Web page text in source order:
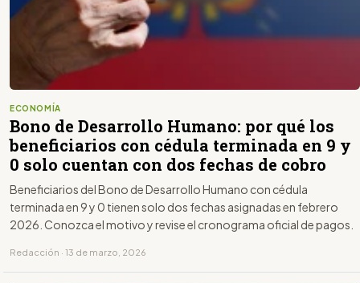
ECONOMÍA
Bono de Desarrollo Humano: por qué los
beneficiarios con cédula terminada en 9 y
0 solo cuentan con dos fechas de cobro
Beneficiarios del Bono de Desarrollo Humano con cédula
terminada en 9 y 0 tienen solo dos fechas asignadas en febrero
2026. Conozca el motivo y revise el cronograma oficial de pagos.
Redacción · 13 de marzo, 2026